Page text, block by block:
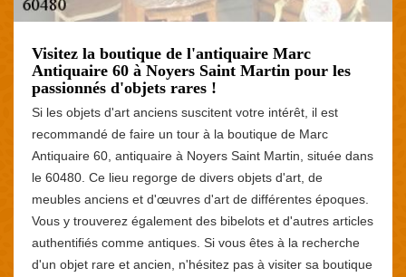
Visitez la boutique de l'antiquaire Marc
Antiquaire 60 à Noyers Saint Martin pour les
passionnés d'objets rares !
Si les objets d'art anciens suscitent votre intérêt, il est
recommandé de faire un tour à la boutique de Marc
Antiquaire 60, antiquaire à Noyers Saint Martin, située dans
le 60480. Ce lieu regorge de divers objets d'art, de
meubles anciens et d'œuvres d'art de différentes époques.
Vous y trouverez également des bibelots et d'autres articles
authentifiés comme antiques. Si vous êtes à la recherche
d'un objet rare et ancien, n'hésitez pas à visiter sa boutique